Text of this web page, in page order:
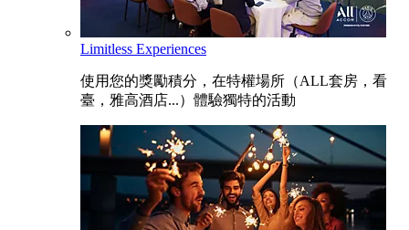
Limitless Experiences
使用您的獎勵積分，在特權場所（ALL套房，看
臺，雅高酒店...）體驗獨特的活動